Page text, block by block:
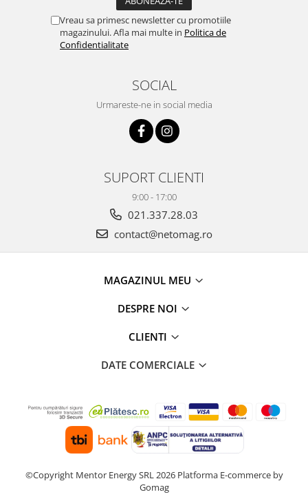
Vreau sa primesc newsletter cu promotiile
magazinului. Afla mai multe in Politica de
Confidentialitate
SOCIAL
Urmareste-ne in social media
SUPORT CLIENTI
9:00 - 17:00
021.337.28.03
contact@netomag.ro
MAGAZINUL MEU
DESPRE NOI
CLIENTI
DATE COMERCIALE
©Copyright Mentor Energy SRL 2026 Platforma E-commerce by
Gomag